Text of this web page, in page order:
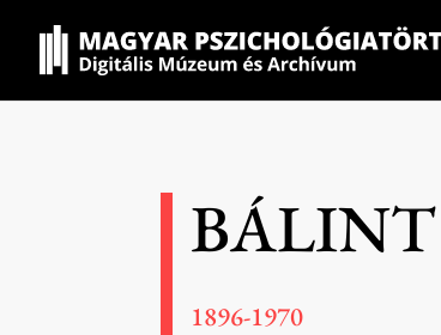
1896-1970